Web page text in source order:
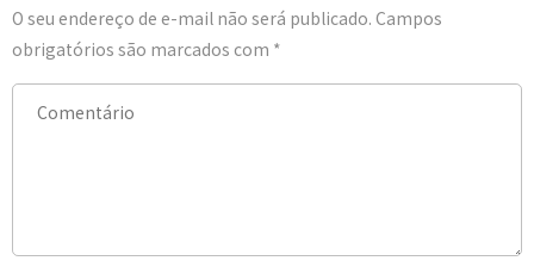
O seu endereço de e-mail não será publicado. Campos
obrigatórios são marcados com *